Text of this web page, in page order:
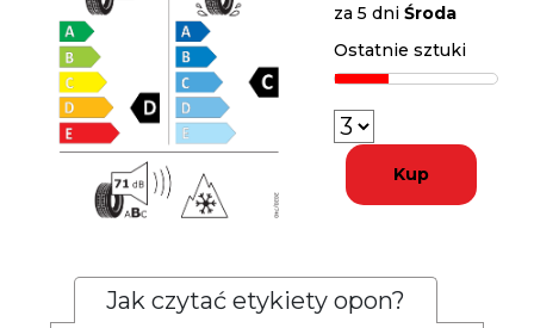
za 5 dniŚroda
Ostatnie sztuki
Kup
Jak czytać etykiety opon?